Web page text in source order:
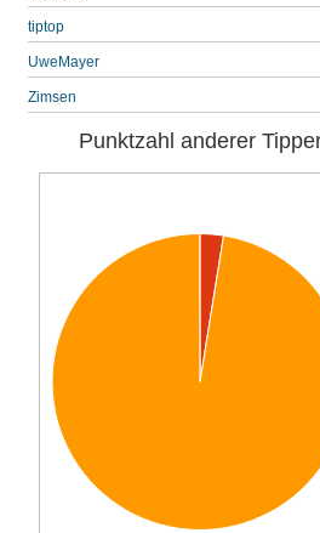
tiptop
UweMayer
Zimsen
Punktzahl anderer